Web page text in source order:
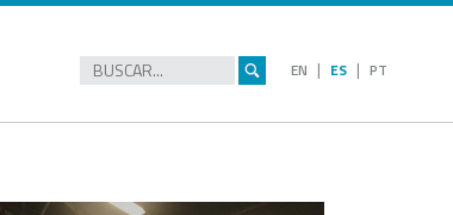
EN | ES | PT